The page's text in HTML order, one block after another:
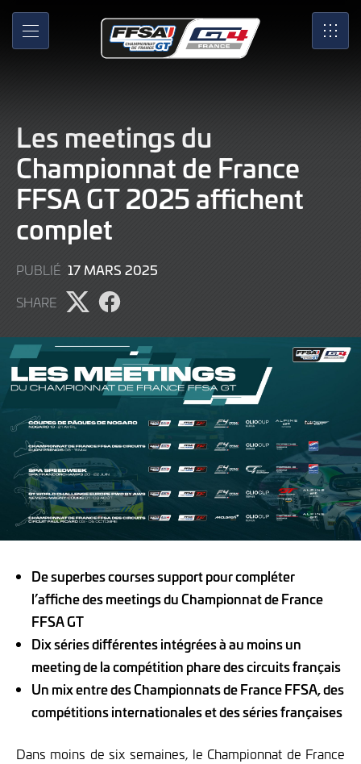
Skip
Main
MENU SRO
Les meetings du
Championnat de France
FFSA GT 2025 affichent
complet
PUBLIÉ 17 MARS 2025
SHARE
Partager
sur
X
Partager
sur
Facebook
De superbes courses support pour compléter
l’affiche des meetings du Championnat de France
FFSA GT
Dix séries différentes intégrées à au moins un
meeting de la compétition phare des circuits français
Un mix entre des Championnats de France FFSA, des
compétitions internationales et des séries françaises
Dans moins de six semaines, le Championnat de France